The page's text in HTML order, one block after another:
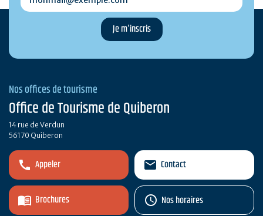
Nos offices de tourisme
Office de Tourisme de Quiberon
14 rue de Verdun
56170 Quiberon
Appeler
Brochures
Contact
Nos horaires